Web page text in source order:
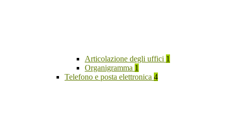
Articolazione degli uffici 1
Organigramma 1
Telefono e posta elettronica 4